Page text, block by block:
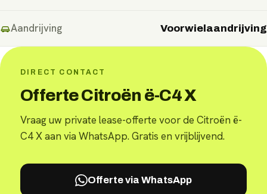
Aandrijving Voorwielaandrijving
DIRECT CONTACT
Offerte Citroën ë-C4 X
Vraag uw private lease-offerte voor de Citroën ë-
C4 X aan via WhatsApp. Gratis en vrijblijvend.
Offerte via WhatsApp